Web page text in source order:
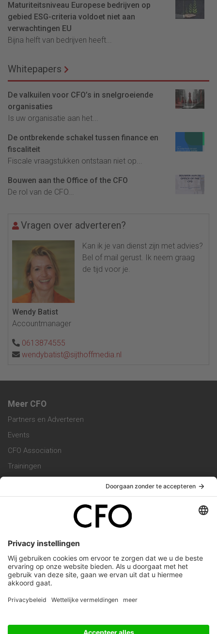
Maturiteitsniveau Europese bedrijven op
gebied ESG-criteria voldoet niet aan
verwachtingen EU
Bijna helft van bedrijven heeft...
Whitepapers
De valkuilen voor CFO’s in snelgroeiende
organisaties
Is uw organisatie aan het...
De ontbrekende schakel tussen finance en
fiscaliteit
Fiscale vraagstukken ontstaan niet op...
Bouwen aan the Office of the CFO
De rol van de CFO...
Vragen over adverteren?
Kan ik je van dienst zijn met advies?
Bel of mail gerust. Ik neem graag
de tijd voor je.
Wendy Batist
Accountmanager
0613874555
wendybatist@sijthoffmedia.nl
Meer CFO
Partners en Adverteren
Events
CFO Association
Trainingen
Vacatures
Service & Contact
Werken bij ons
Privacy Statement
Algemene Voorwaarden